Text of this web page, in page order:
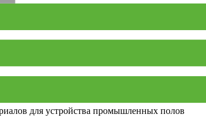
для устройства промышленных полов